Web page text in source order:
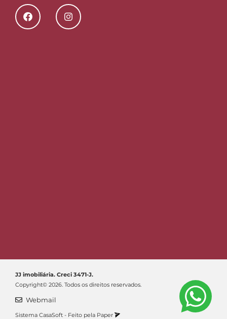
JJ imobiliária. Creci 3471-J.
Copyright© 2026. Todos os direitos reservados.
Webmail
Sistema CasaSoft - Feito pela Paper